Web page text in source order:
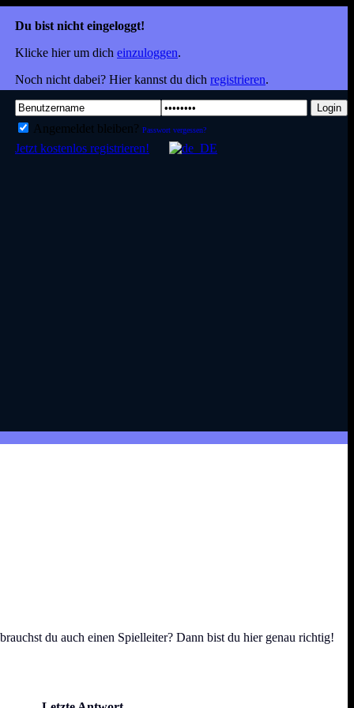
Du bist nicht eingeloggt!
Klicke hier um dich einzuloggen.
Noch nicht dabei? Hier kannst du dich registrieren.
Login
Angemeldet bleiben? Passwort vergessen?
Jetzt kostenlos registrieren!
du auch einen Spielleiter? Dann bist du hier genau richtig!